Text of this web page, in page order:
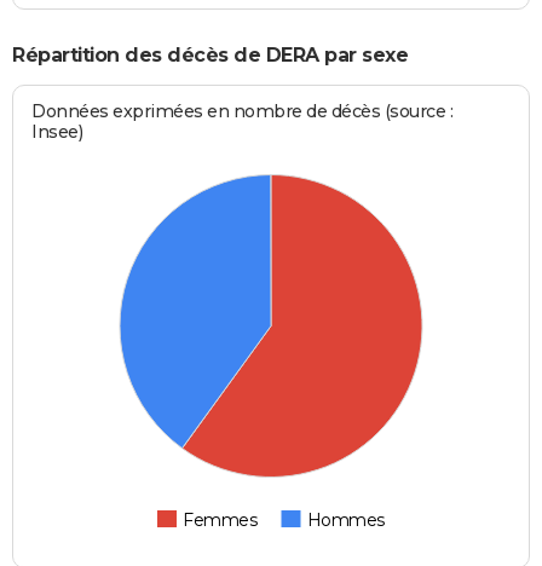
Répartition des décès de DERA par sexe
Données exprimées en nombre de décès (source :
Insee)
Femmes Hommes